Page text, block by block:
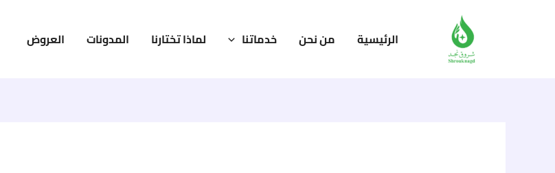
الرئيسية من نحن خدماتنا لماذا تختارنا المدونات العروض